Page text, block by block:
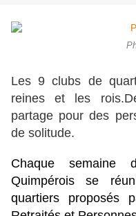
Les 9 clubs de
reines et les
partage pour des
de solitude.
Chaque semaine
Quimpérois se
quartiers proposés